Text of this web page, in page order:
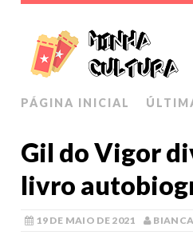
PÁGINA INICIAL
Gil do Vigor
livro
19 DE MAIO DE 2021